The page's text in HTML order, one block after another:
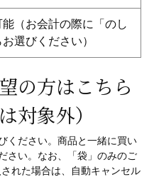
（お会計の際に「のし
選びください）
の方はこちら
対象外）
ください。 商品と一緒に買い
さい。なお、「袋」 のみのご
れた場合は、自動キャンセル